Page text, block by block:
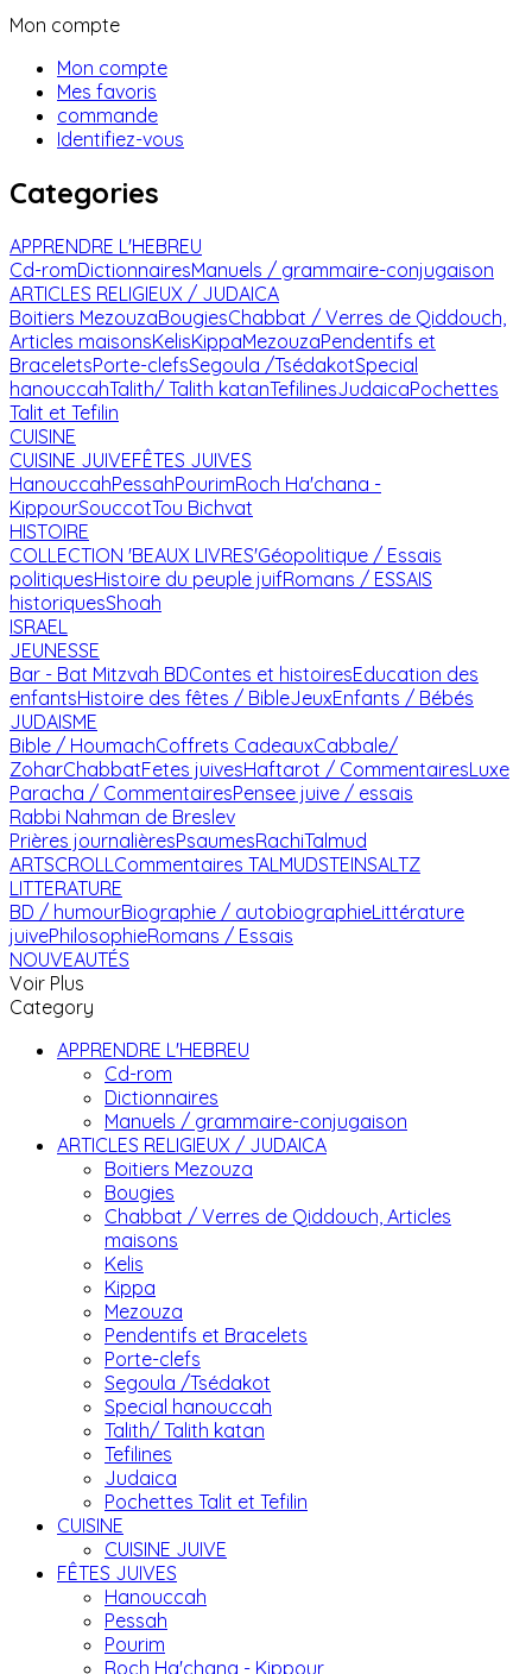
Mon compte
Mon compte
Mes favoris
commande
Identifiez-vous
Categories
APPRENDRE L'HEBREU
Cd-romDictionnairesManuels / grammaire-conjugaison
ARTICLES RELIGIEUX / JUDAICA
Boitiers MezouzaBougiesChabbat / Verres de Qiddouch,
Articles maisonsKelisKippaMezouzaPendentifs et
BraceletsPorte-clefsSegoula /TsédakotSpecial
hanouccahTalith/ Talith katanTefilinesJudaicaPochettes
Talit et Tefilin
CUISINE
CUISINE JUIVEFÊTES JUIVES
HanouccahPessahPourimRoch Ha'chana -
KippourSouccotTou Bichvat
HISTOIRE
COLLECTION 'BEAUX LIVRES'Géopolitique / Essais
politiquesHistoire du peuple juifRomans / ESSAIS
historiquesShoah
ISRAEL
JEUNESSE
Bar - Bat Mitzvah BDContes et histoiresEducation des
enfantsHistoire des fêtes / BibleJeuxEnfants / Bébés
JUDAISME
Bible / HoumachCoffrets CadeauxCabbale/
ZoharChabbatFetes juivesHaftarot / CommentairesLuxe
Paracha / CommentairesPensee juive / essais
Rabbi Nahman de Breslev
Prières journalièresPsaumesRachiTalmud
ARTSCROLL Commentaires TALMUDSTEINSALTZ
LITTERATURE
BD / humourBiographie / autobiographieLittérature
juivePhilosophieRomans / Essais
NOUVEAUTÉS
Voir Plus
Category
APPRENDRE L'HEBREU
Cd-rom
Dictionnaires
Manuels / grammaire-conjugaison
ARTICLES RELIGIEUX / JUDAICA
Boitiers Mezouza
Bougies
Chabbat / Verres de Qiddouch, Articles
maisons
Kelis
Kippa
Mezouza
Pendentifs et Bracelets
Porte-clefs
Segoula /Tsédakot
Special hanouccah
Talith/ Talith katan
Tefilines
Judaica
Pochettes Talit et Tefilin
CUISINE
CUISINE JUIVE
FÊTES JUIVES
Hanouccah
Pessah
Pourim
Roch Ha'chana - Kippour